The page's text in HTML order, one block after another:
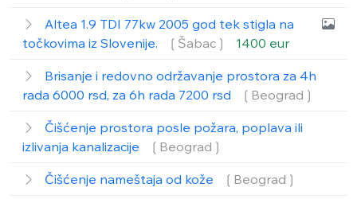
Altea 1.9 TDI 77kw 2005 god tek stigla na
točkovima iz Slovenije.
❲Šabac❳ 1400 eur
Brisanje i redovno održavanje prostora za 4h
rada 6000 rsd, za 6h rada 7200 rsd
❲Beograd❳
Čišćenje prostora posle požara, poplava ili
izlivanja kanalizacije
❲Beograd❳
Čišćenje nameštaja od kože ❲Beograd❳